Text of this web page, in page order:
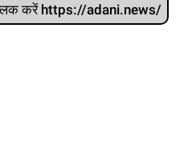
करें https://adani.news/